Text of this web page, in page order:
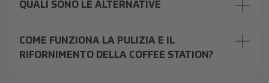
QUALI SONO LE ALTERNATIVE
COME FUNZIONA LA PULIZIA E IL
RIFORNIMENTO DELLA COFFEE STATION?